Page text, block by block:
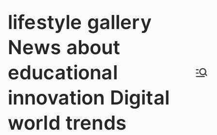
lifestyle gallery
News about
educational
innovation Digital
world trends